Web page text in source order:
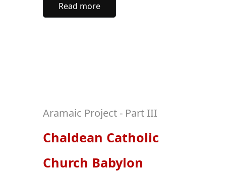
Read more
Aramaic Project - Part III
Chaldean Catholic
Church Babylon